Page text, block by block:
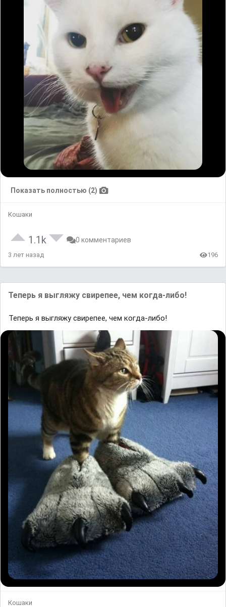
Показать полностью (2)
Кошаки
1.1k 0 комментариев
3 лет назад 196
Теперь я выгляжу свирепее, чем когда-либо!
Теперь я выгляжу свирепее, чем когда-либо!
Кошаки